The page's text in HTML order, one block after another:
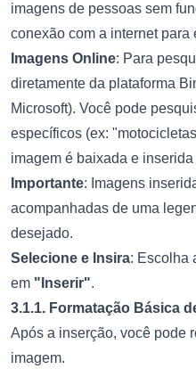
imagens de pessoas sem
conexão com a internet para
Imagens Online: Para
diretamente da plataforma
Microsoft). Você pode
específicos (ex:
imagem é baixada e
Importante: Imagens
acompanhadas de uma
desejado.
Selecione e Insira: Escolha
em "Inserir".
3.1.1. Formatação Básica
Após a inserção, você pode
imagem.